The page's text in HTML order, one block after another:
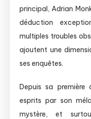
principal, Adrian
déduction
multiples troubles
ajoutent une
ses enquêtes.
Depuis sa
esprits par son
mystère, et